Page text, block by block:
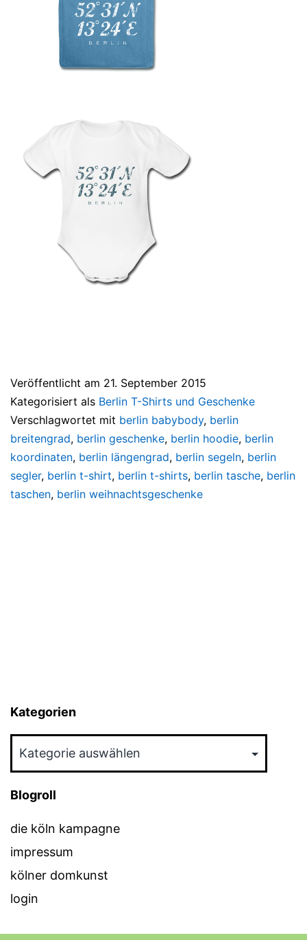
Veröffentlicht am 21. September 2015
Kategorisiert als Berlin T-Shirts und Geschenke
Verschlagwortet mit berlin babybody, berlin
breitengrad, berlin geschenke, berlin hoodie, berlin
koordinaten, berlin längengrad, berlin segeln, berlin
segler, berlin t-shirt, berlin t-shirts, berlin tasche, berlin
taschen, berlin weihnachtsgeschenke
Kategorien
Blogroll
die köln kampagne
impressum
kölner domkunst
login